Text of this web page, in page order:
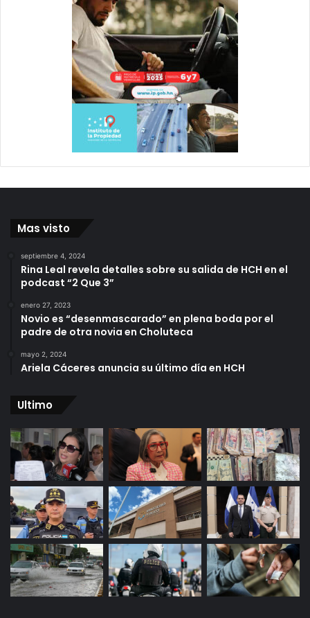
Mas visto
septiembre 4, 2024
Rina Leal revela detalles sobre su salida de HCH en el
podcast “2 Que 3”
enero 27, 2023
Novio es “desenmascarado” en plena boda por el
padre de otra novia en Choluteca
mayo 2, 2024
Ariela Cáceres anuncia su último día en HCH
Ultimo